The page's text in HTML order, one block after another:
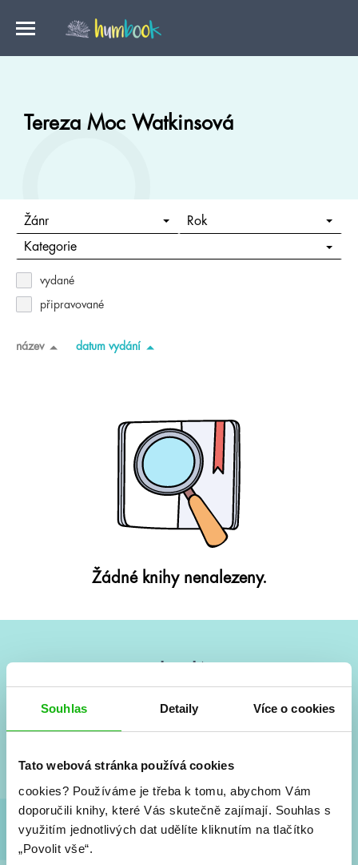
Souhlas Detaily Více o cookies
Tato webová stránka používá cookies
cookies? Používáme je třeba k tomu, abychom Vám
doporučili knihy, které Vás skutečně zajímají. Souhlas s
využitím jednotlivých dat udělíte kliknutím na tlačítko
„Povolit vše“.
Tereza Moc Watkinsová
Žánr Rok
Kategorie
vydané
připravované
název datum vydání
Žádné knihy nenalezeny.
Vše kolem #youngadult každý měsíc rovnou do mailu!
a seriálové adaptace a další.